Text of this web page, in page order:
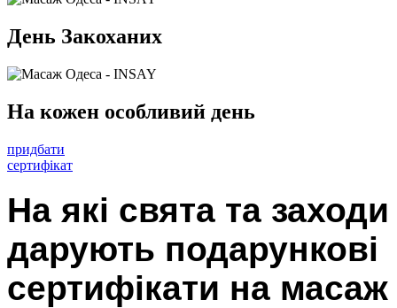
День Закоханих
На кожен особливий день
придбати
сертифікат
На які свята та заходи
дарують подарункові
сертифікати на масаж